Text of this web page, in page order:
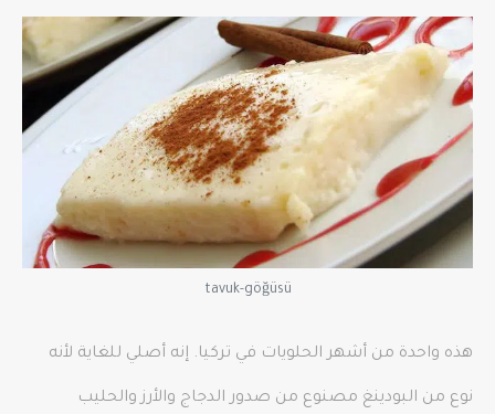
tavuk-göğüsü
هذه واحدة من أشهر الحلويات في تركيا. إنه أصلي للغاية لأنه
نوع من البودينغ مصنوع من صدور الدجاج والأرز والحليب